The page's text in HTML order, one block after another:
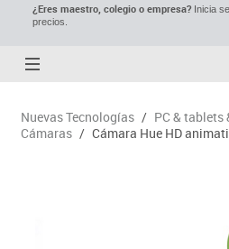
¿Eres maestro, colegio o empresa?Inicia
precios.
Nuevas Tecnologías / PC & tablets
Cámaras / Cámara Hue HD